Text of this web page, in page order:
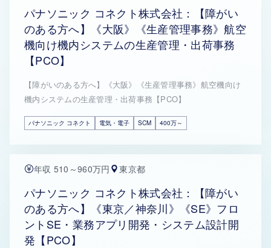
パナソニック コネクト株式会社：【障がい
のある方へ】《大阪》《生産管理事務》航空
機向け機内システムの生産管理・出荷事務
【PCO】
【障がいのある方へ】《大阪》《生産管理事務》航空機向け
機内システムの生産管理・出荷事務【PCO】
パナソニック コネクト 電気・電子 SCM 400万～
年収 510～960万円 東京都
パナソニック コネクト株式会社：【障がい
のある方へ】《東京／神奈川》《SE》フロ
ントSE・業務アプリ開発・システム設計開
発【PCO】